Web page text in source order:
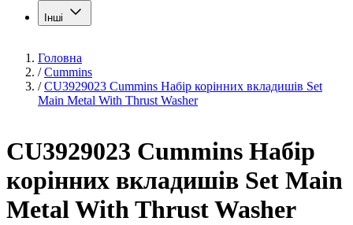
Інші
Головна
/ Cummins
/ CU3929023 Cummins Набір корінних вкладишів Set
Main Metal With Thrust Washer
CU3929023 Cummins Набір
корінних вкладишів Set Main
Metal With Thrust Washer